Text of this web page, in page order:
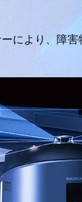
により、障害